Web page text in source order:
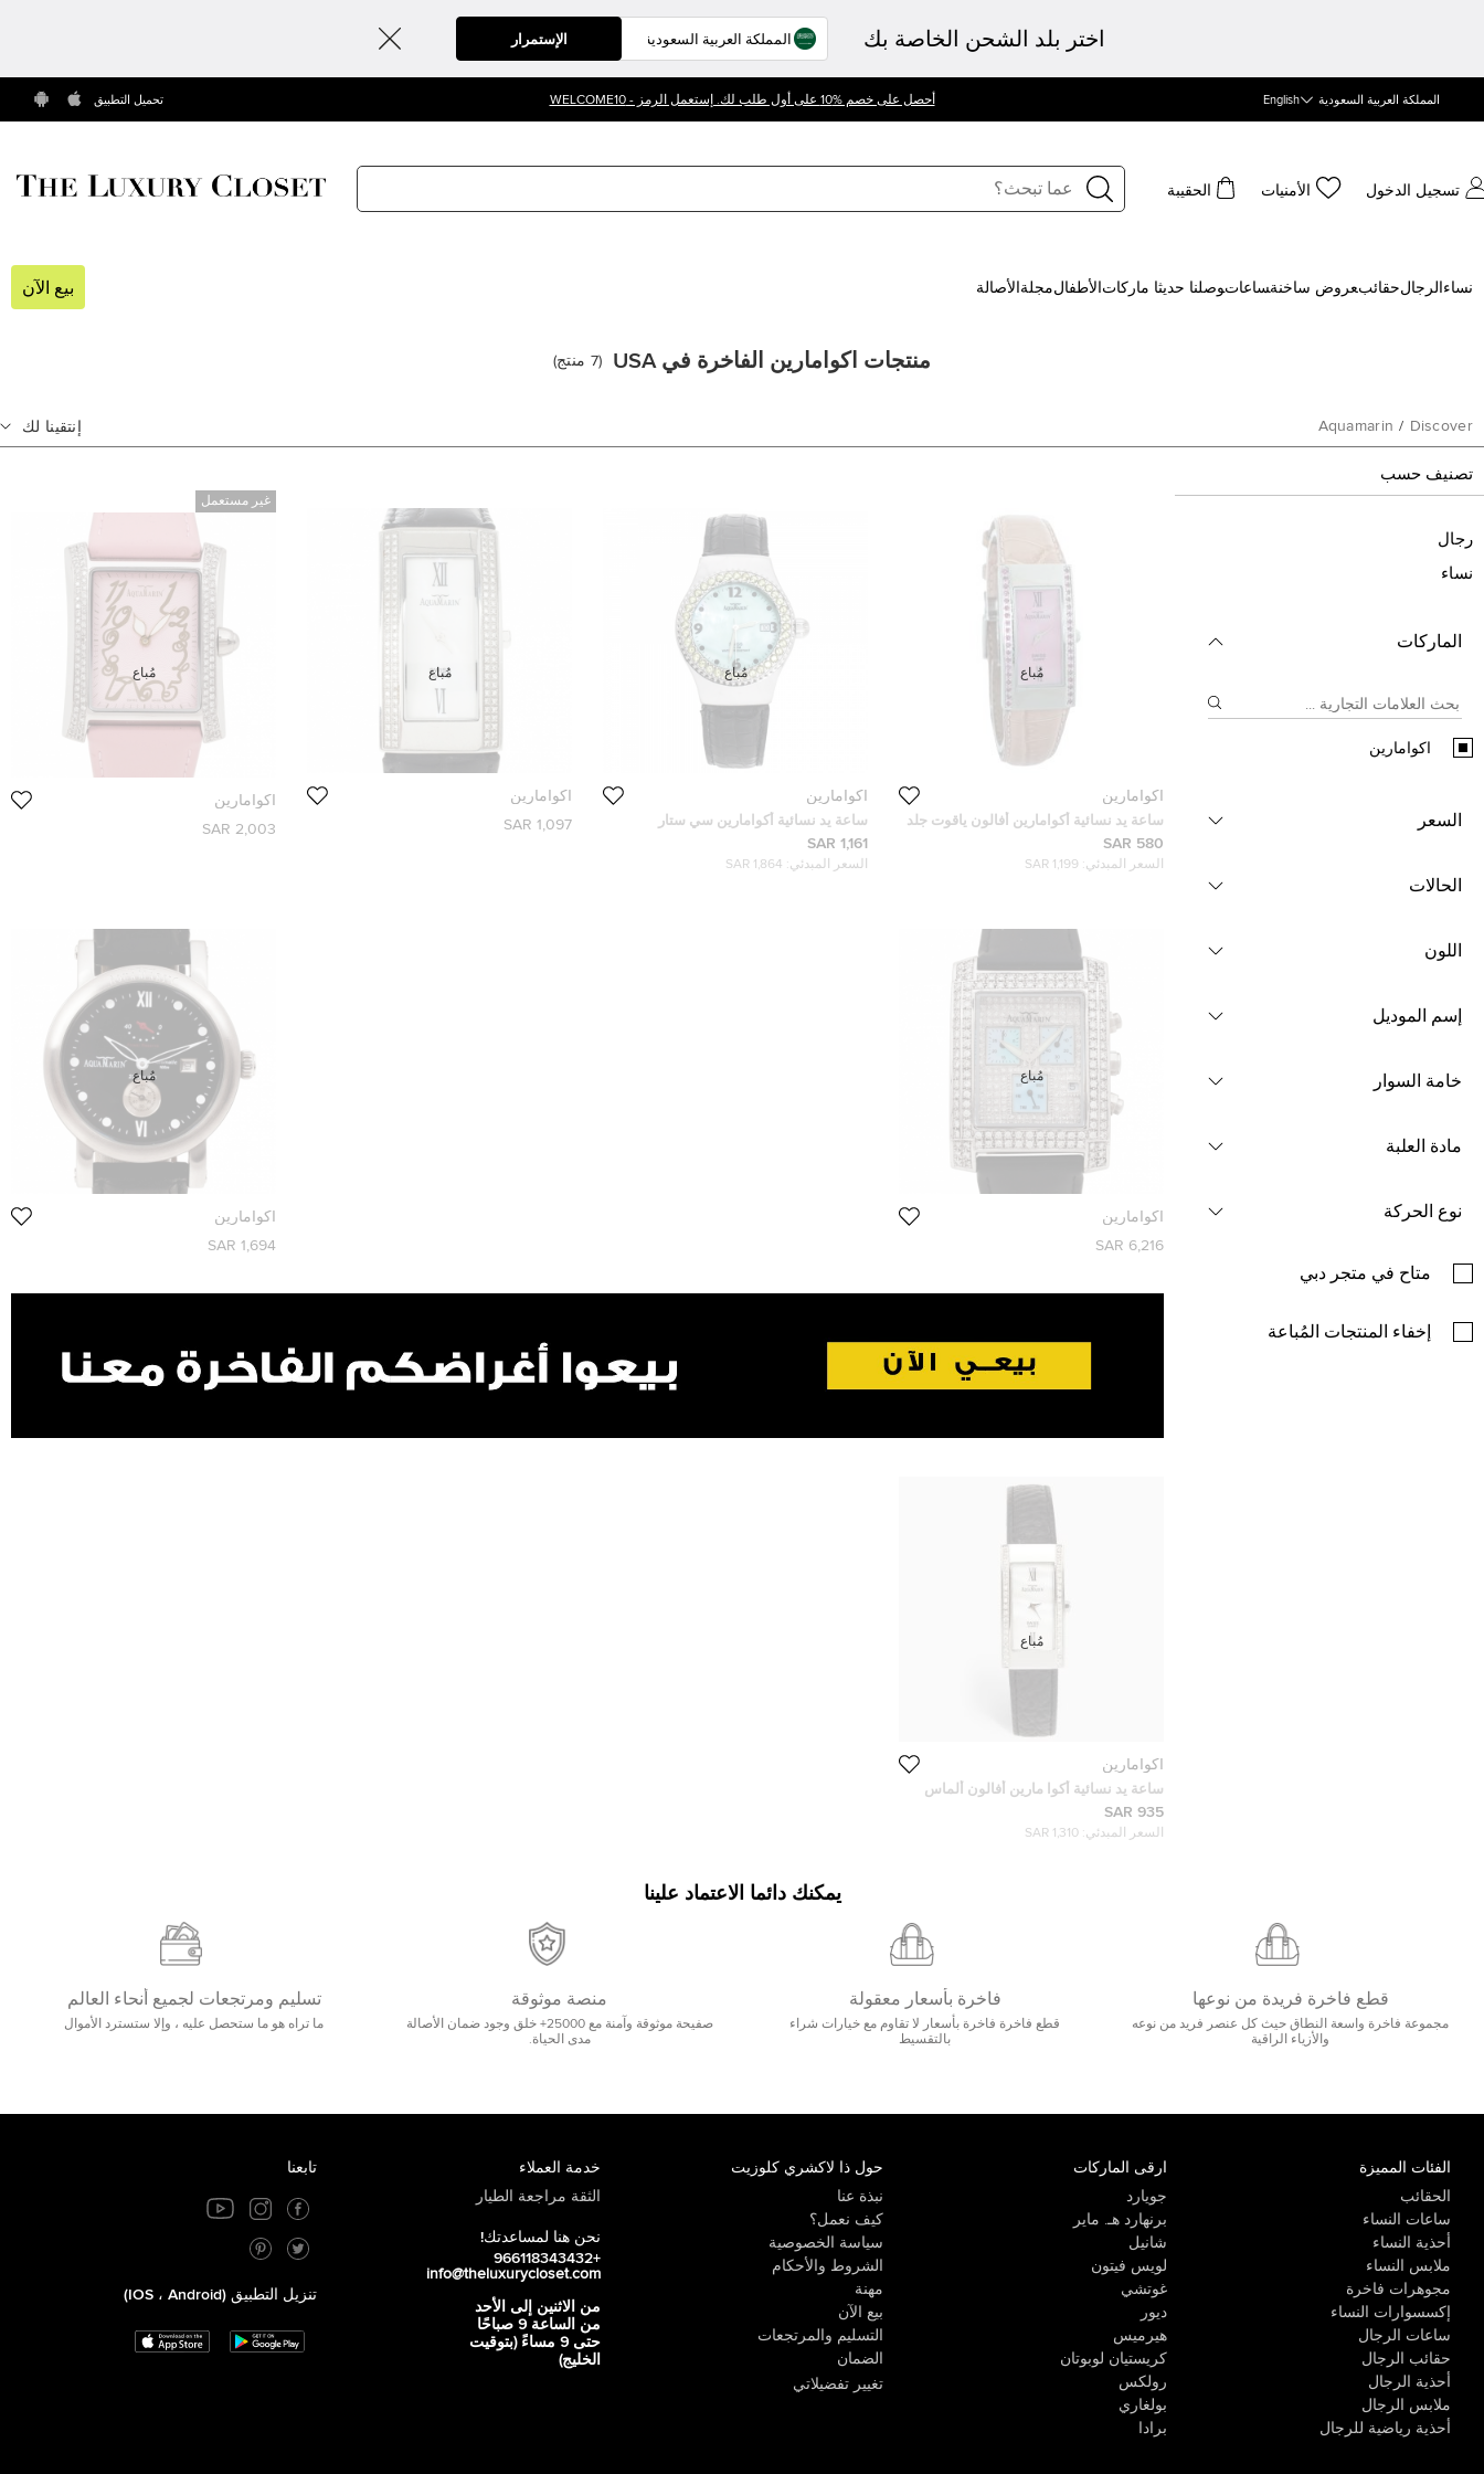
اختر بلد الشحن الخاصة بك الإستمرار
المملكة العربية السعودية English أحصل على خصم %10 على أول طلب لك. إستعمل الرمز - WELCOME10 تحميل التطبيق
تسجيل الدخول الأمنيات الحقيبة
نساء الرجالحقائب‍عروض ساخنة‍ساعات‍وصلنا حديثا ‍ ماركات الأطفالمجلة الأصالة بيع الآن
منتجات اكوامارين الفاخرة في USA (
7 منتج)
Discover
/
Aquamarin إنتقينا لك
تصنيف حسب
رجال
نساء
الماركات
اكوامارين
السعر
الحالات
اللون
إسم الموديل
خامة السوار
مادة العلبة
نوع الحركة
متاح في متجر دبي
إخفاء المنتجات المُباعة
اكوامارين
ساعة يد نسائية أكوامارين أفالون ياقوت جلد
وستانلس ستيل وردية 21 مم
580 SAR
السعر المبدئي: 1,199 SAR
مُباع
اكوامارين
ساعة يد نسائية أكوامارين سي ستار
ستانلس ستيل صدف خضراء 37 مم
1,161 SAR
السعر المبدئي: 1,864 SAR
مُباع
اكوامارين
1,097 SAR
مُباع
غير مستعمل
اكوامارين
2,003 SAR
مُباع
اكوامارين
6,216 SAR
مُباع
اكوامارين
1,694 SAR
مُباع
اكوامارين
ساعة يد نسائية أكوا مارين أفالون ألماس
ستانلس ستيل صدف 20 مم
935 SAR
السعر المبدئي: 1,310 SAR
مُباع
يمكنك دائما الاعتماد علينا
قطع فاخرة فريدة من نوعها
مجموعة فاخرة واسعة النطاق حيث كل عنصر فريد من نوعه
والأزياء الراقية
فاخرة بأسعار معقولة
قطع فاخرة فاخرة بأسعار لا تقاوم مع خيارات شراء
بالتقسيط
منصة موثوقة
صفيحة موثوقة وآمنة مع 25000+ خلق وجود ضمان الأصالة
مدى الحياة.
تسليم ومرتجعات لجميع أنحاء العالم
ما تراه هو ما ستحصل عليه ، وإلا ستسترد الأموال
الفئات المميزة
الحقائب
ساعات النساء
أحذية النساء
ملابس النساء
مجوهرات فاخرة
إكسسوارات النساء
ساعات الرجال
حقائب الرجال
أحذية الرجال
ملابس الرجال
أحذية رياضية للرجال
ارقى الماركات
جويارد
برنهارد هـ. ماير
شانيل
لويس فيتون
غوتشي
ديور
هيرميس
كريستيان لوبوتان
رولكس
بولغاري
برادا
حول ذا لاكشري كلوزيت
نبذة عنا
كيف نعمل؟
سياسة الخصوصية
الشروط والأحكام
مهنة
بيع الآن
التسليم والمرتجعات
الضمان
تغيير تفضيلاتي
خدمة العملاء
الثقة مراجعة الطيار
نحن هنا لمساعدتك!
+966118343432
info@theluxurycloset.com
من الاثنين إلى الأحد
من الساعة 9 صباحًا
حتى 9 مساءً (بتوقيت
الخليج)
تابعنا
تنزيل التطبيق (iOS ، Android)